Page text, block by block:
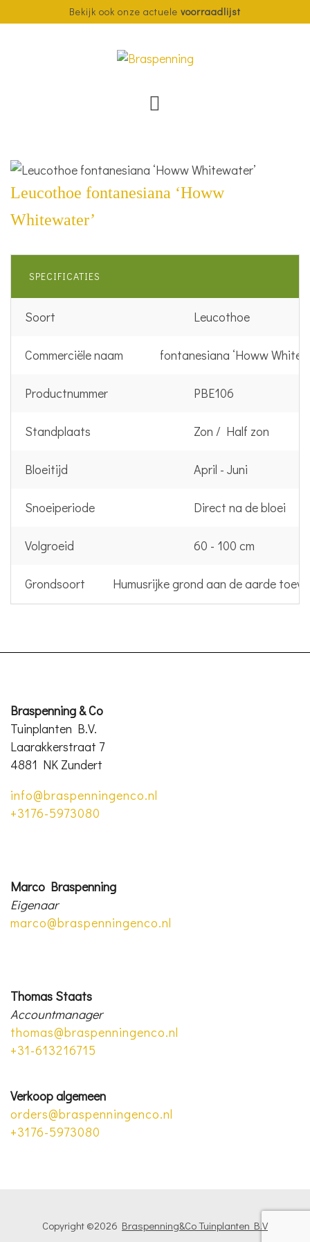
Bekijk ook onze actuele voorraadlijst
Leucothoe fontanesiana ‘Howw
Whitewater’
SPECIFICATIES
Soort Leucothoe
Commerciële naam fontanesiana ‘Howw
Productnummer PBE106
Standplaats Zon / Half zon
Bloeitijd April - Juni
Snoeiperiode Direct na de bloei
Volgroeid 60 - 100 cm
Grondsoort Humusrijke grond aan de aarde
Braspenning & Co
Tuinplanten B.V.
Laarakkerstraat 7
4881 NK Zundert
info@braspenningenco.nl
+3176-5973080
Marco Braspenning
Eigenaar
marco@braspenningenco.nl
Thomas Staats
Accountmanager
thomas@braspenningenco.nl
+31-613216715
Verkoop algemeen
orders@braspenningenco.nl
+3176-5973080
Copyright ©2026 Braspenning&Co Tuinplanten B.V